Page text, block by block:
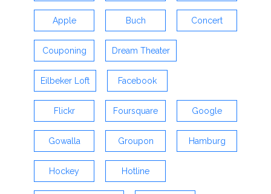
Apple Buch Concert
Couponing Dream Theater
Eilbeker Loft Facebook
Flickr Foursquare Google
Gowalla Groupon Hamburg
Hockey Hotline